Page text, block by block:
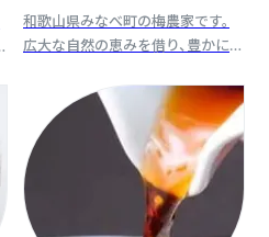
和歌山県みなべ町の梅農家です。
広大な自然の恵みを借り、豊かに
皮にたっぷりの果肉が特徴の南高
梅。1粒1粒に想いを込めています。